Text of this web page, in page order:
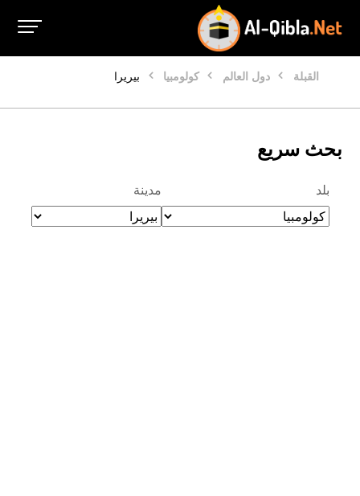
القبلة دول العالم كولومبيا بيريرا
بحث سريع
بلد مدينة